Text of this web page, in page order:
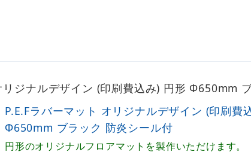
リジナルデザイン (印刷費込み) 円形 Φ650mm
P.E.Fラバーマット オリジナルデザイン (印刷費
Φ650mm ブラック 防炎シール付
円形のオリジナルフロアマットを製作いただけます。